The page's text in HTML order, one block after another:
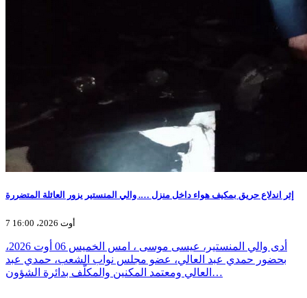
إثر اندلاع حريق بمكيف هواء داخل منزل …. والي المنستير يزور العائلة المتضررة
7 أوت 2026، 16:00
أدى والي المنستير، عيسى موسى ، امس الخميس 06 أوت 2026،
بحضور حمدي عبد العالي، عضو مجلس نواب الشعب، حمدي عبد
العالي ومعتمد المكنين والمكلّف بدائرة الشؤون…